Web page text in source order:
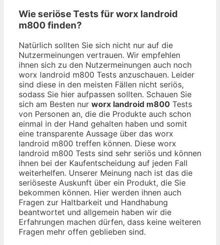
Wie seriöse Tests für worx landroid
m800 finden?
Natürlich sollten Sie sich nicht nur auf die
Nutzermeinungen vertrauen. Wir empfehlen
ihnen sich zu den Nutzermeinungen auch noch
worx landroid m800 Tests anzuschauen. Leider
sind diese in den meisten Fällen nicht seriös,
sodass Sie hier aufpassen sollten. Schauen Sie
sich am Besten nur worx landroid m800 Tests
von Personen an, die die Produkte auch schon
einmal in der Hand gehalten haben und somit
eine transparente Aussage über das worx
landroid m800 treffen können. Diese worx
landroid m800 Tests sind sehr seriös und können
ihnen bei der Kaufentscheidung auf jeden Fall
weiterhelfen. Unserer Meinung nach ist das die
seriöseste Auskunft über ein Produkt, die Sie
bekommen können. Hier werden ihnen auch
Fragen zur Haltbarkeit und Handhabung
beantwortet und allgemein haben wir die
Erfahrungen machen dürfen, dass keine weiteren
Fragen mehr offen geblieben sind.